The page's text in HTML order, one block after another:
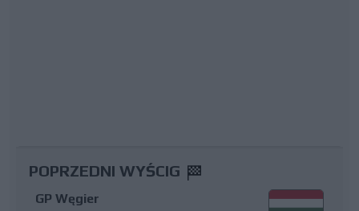
POPRZEDNI WYŚCIG
GP Węgier